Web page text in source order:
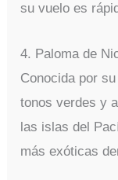
su vuelo es
4. Paloma de
Conocida por
tonos verdes y
las islas del
más exóticas